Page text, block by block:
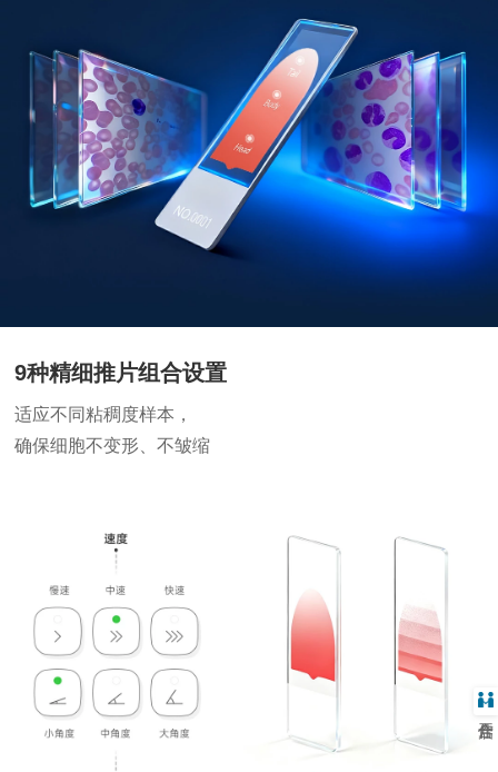
9种精细推片组合设置
适应不同粘稠度样本，
确保细胞不变形、不皱缩